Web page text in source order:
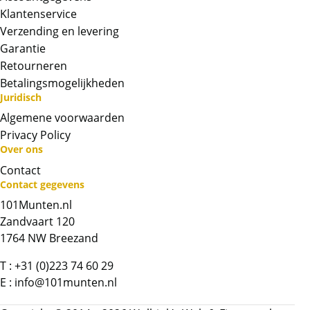
De baren worden geleverd ingesealed
geleverd in het het ontwerp van een
baar is op de achterkant een uniek serie
nummer gegraveerd. De creditcard kan
BTW
Goudbaren zijn vrijgesteld van btw.
Whatsapp ons!
Klantenservice
Verzending en levering
Garantie
Retourneren
Betalingsmogelijkheden
Juridisch
Algemene voorwaarden
Privacy Policy
Over ons
Contact
Contact gegevens
101Munten.nl
Zandvaart 120
1764 NW Breezand
T : +31 (0)223 74 60 29
E : info@101munten.nl